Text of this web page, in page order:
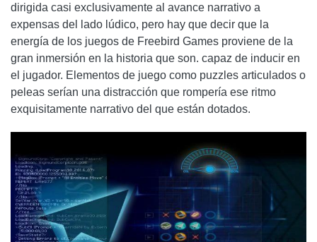
dirigida casi exclusivamente al avance narrativo a
expensas del lado lúdico, pero hay que decir que la
energía de los juegos de Freebird Games proviene de la
gran inmersión en la historia que son. capaz de inducir en
el jugador. Elementos de juego como puzzles articulados o
peleas serían una distracción que rompería ese ritmo
exquisitamente narrativo del que están dotados.